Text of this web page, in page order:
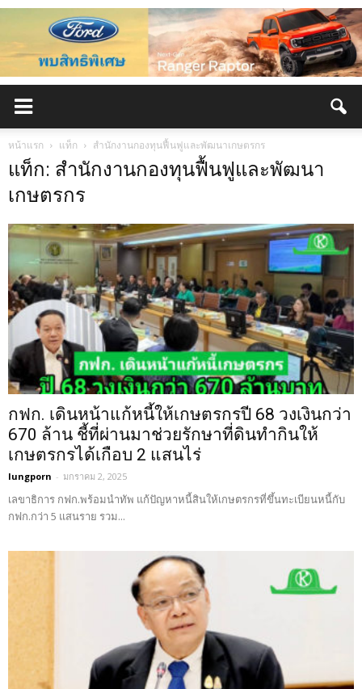
หน้าแรก แท็ก สำนักงานกองทุนฟื้นฟูและพัฒนาเกษตรกร
แท็ก: สำนักงานกองทุนฟื้นฟูและพัฒนา
เกษตรกร
กฟก. เดินหน้าแก้หนี้ให้เกษตรกรปี 68 วงเงินกว่า
670 ล้าน ชี้ที่ผ่านมาช่วยรักษาที่ดินทำกินให้
เกษตรกรได้เกือบ 2 แสนไร่
lungporn - มกราคม 2, 2025
เลขาธิการ กฟก.พร้อมนำทัพ แก้ปัญหาหนี้สินให้เกษตรกรที่ขึ้นทะเบียนหนี้กับ
กฟก.กว่า 5 แสนราย รวม...